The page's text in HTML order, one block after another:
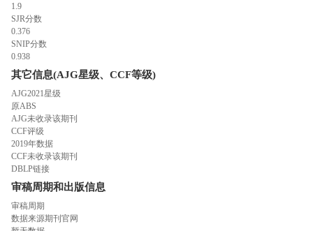
1.9
SJR分数
0.376
SNIP分数
0.938
其它信息(AJG星级、CCF等级)
AJG2021星级
原ABS
AJG未收录该期刊
CCF评级
2019年数据
CCF未收录该期刊
DBLP链接
审稿周期和出版信息
审稿周期
数据来源期刊官网